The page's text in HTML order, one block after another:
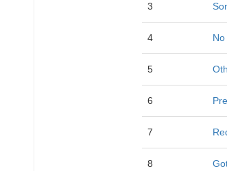
3
4
5
6
7
8